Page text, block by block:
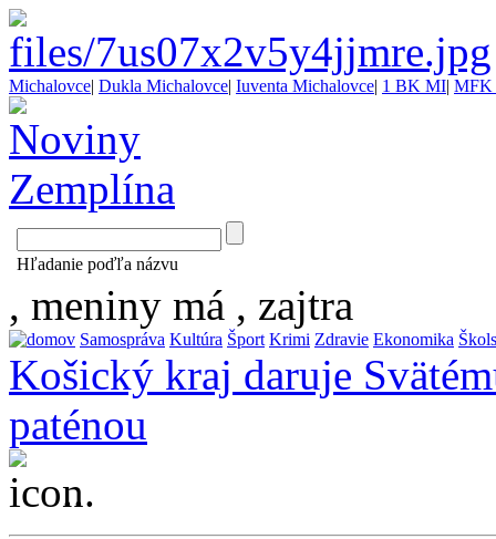
Michalovce| Dukla Michalovce| Iuventa Michalovce| 1 BK MI| MFK
Hľadanie poďľa názvu
, meniny má , zajtra
Samospráva Kultúra Šport Krimi Zdravie Ekonomika
Košický kraj daruje
paténou
...